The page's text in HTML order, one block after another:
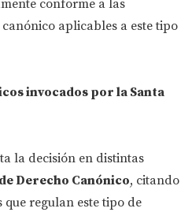
conforme a las
aplicables a este tipo
invocados por la Santa
la decisión en distintas
Derecho Canónico, citando
que regulan este tipo de